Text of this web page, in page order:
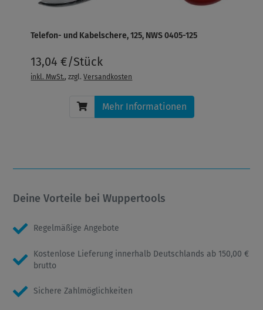
Telefon- und Kabelschere, 125, NWS 0405-125
13,04 €/Stück
inkl. MwSt., zzgl.Versandkosten
Mehr Informationen
Deine Vorteile bei Wuppertools
Regelmäßige Angebote
Kostenlose Lieferung innerhalb Deutschlands ab 150,00 €
brutto
Sichere Zahlmöglichkeiten